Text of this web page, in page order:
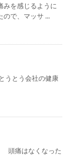
みを感じるように
ので、マッサ ...
うとう会社の健康
頭痛はなくなった